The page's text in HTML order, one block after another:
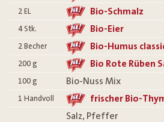
2 EL Bio-Schmalz
4 Stk. Bio-Eier
2 Becher Bio-Humus
200 g Bio Rote Rüben
100 g Bio-Nuss Mix
1 Handvoll
frischer Bio-
Salz, Pfeffer